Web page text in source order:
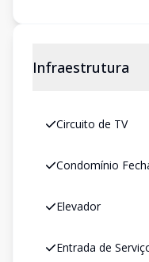
Infraestrutura
Circuito de TV
Condomínio
Elevador
Entrada de